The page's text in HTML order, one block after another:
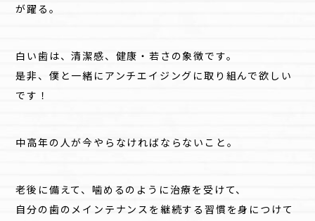
が躍る。
白い歯は、清潔感、健康・若さの象徴です。
是非、僕と一緒にアンチエイジングに取り組んで欲しい
です！
中高年の人が今やらなければならないこと。
老後に備えて、噛めるのように治療を受けて、
自分の歯のメインテナンスを継続する習慣を身につけて